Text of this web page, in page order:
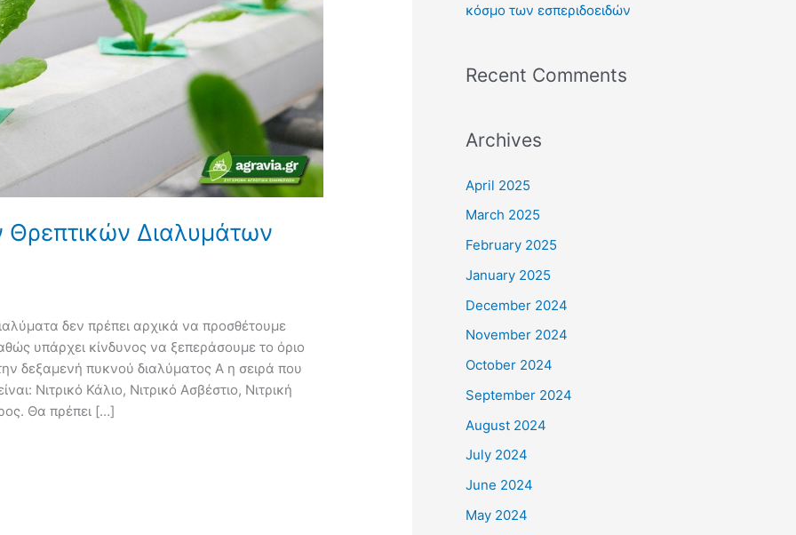
Διαλυμάτων
δεν πρέπει αρχικά να προσθέτουμε
υπάρχει κίνδυνος να ξεπεράσουμε το όριο
δεξαμενή πυκνού διαλύματος Α η σειρά που
Νιτρικό Κάλιο, Νιτρικό Ασβέστιο, Νιτρική
Θα πρέπει […]
κόσμο των εσπεριδοειδών
Recent Comments
Archives
April 2025
March 2025
February 2025
January 2025
December 2024
November 2024
October 2024
September 2024
August 2024
July 2024
June 2024
May 2024